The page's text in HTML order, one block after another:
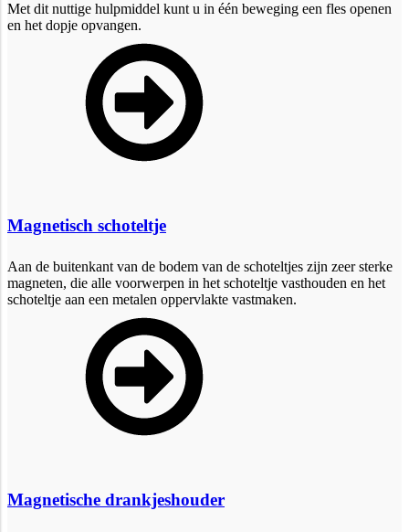
Met dit nuttige hulpmiddel kunt u in één beweging een fles openen
en het dopje opvangen.
Magnetisch schoteltje
Aan de buitenkant van de bodem van de schoteltjes zijn zeer sterke
magneten, die alle voorwerpen in het schoteltje vasthouden en het
schoteltje aan een metalen oppervlakte vastmaken.
Magnetische drankjeshouder